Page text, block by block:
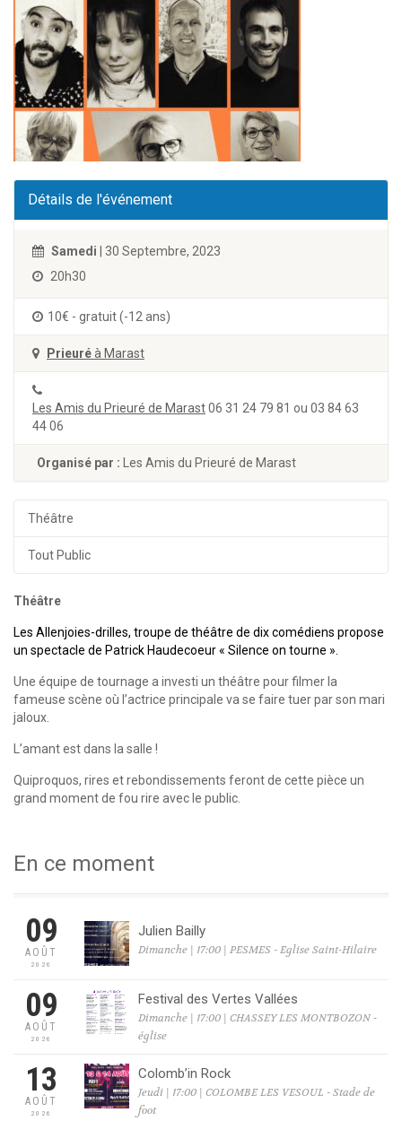
Détails de l'événement
Samedi | 30 Septembre, 2023
20h30
10€ - gratuit (-12 ans)
Prieuréà Marast
Les Amis du Prieuré de Marast06 31 24 79 81 ou 03 84 63
44 06
Organisé par : Les Amis du Prieuré de Marast
Théâtre
Tout Public
Théâtre
Les Allenjoies-drilles, troupe de théâtre de dix comédiens propose
un spectacle de Patrick Haudecoeur « Silence on tourne ».
Une équipe de tournage a investi un théâtre pour filmer la
fameuse scène où l’actrice principale va se faire tuer par son mari
jaloux.
L’amant est dans la salle !
Quiproquos, rires et rebondissements feront de cette pièce un
grand moment de fou rire avec le public.
En ce moment
09
AOÛT
2026
Julien Bailly
Dimanche | 17:00 | PESMES - Eglise Saint-Hilaire
09
AOÛT
2026
Festival des Vertes Vallées
Dimanche | 17:00 | CHASSEY LES MONTBOZON -
église
13
AOÛT
2026
Colomb’in Rock
Jeudi | 17:00 | COLOMBE LES VESOUL - Stade de
foot